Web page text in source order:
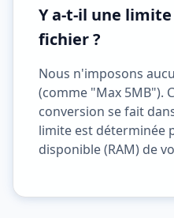
Y a-t-il une
fichier ?
Nous n'imposons
(comme "Max 5MB").
conversion se fait
limite est déterminée
disponible (RAM) de